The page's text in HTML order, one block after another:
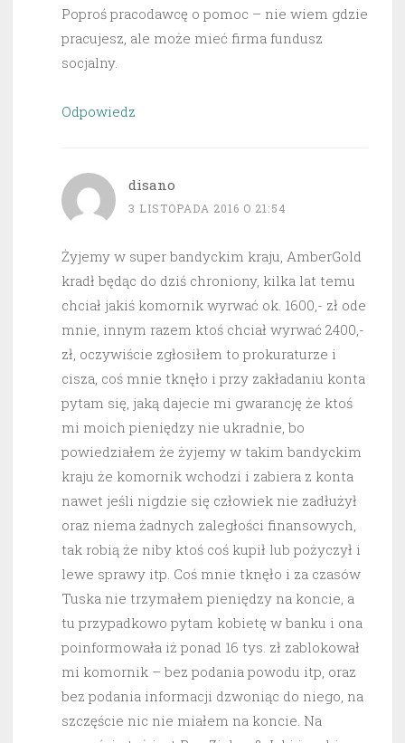
Poproś pracodawcę o pomoc – nie wiem gdzie
pracujesz, ale może mieć firma fundusz
socjalny.
Odpowiedz
disano
3 LISTOPADA 2016 O 21:54
Żyjemy w super bandyckim kraju, AmberGold
kradł będąc do dziś chroniony, kilka lat temu
chciał jakiś komornik wyrwać ok. 1600,- zł ode
mnie, innym razem ktoś chciał wyrwać 2400,-
zł, oczywiście zgłosiłem to prokuraturze i
cisza, coś mnie tknęło i przy zakładaniu konta
pytam się, jaką dajecie mi gwarancję że ktoś
mi moich pieniędzy nie ukradnie, bo
powiedziałem że żyjemy w takim bandyckim
kraju że komornik wchodzi i zabiera z konta
nawet jeśli nigdzie się człowiek nie zadłużył
oraz niema żadnych zaległości finansowych,
tak robią że niby ktoś coś kupił lub pożyczył i
lewe sprawy itp. Coś mnie tknęło i za czasów
Tuska nie trzymałem pieniędzy na koncie, a
tu przypadkowo pytam kobietę w banku i ona
poinformowała iż ponad 16 tys. zł zablokował
mi komornik – bez podania powodu itp, oraz
bez podania informacji dzwoniąc do niego, na
szczęście nic nie miałem na koncie. Na